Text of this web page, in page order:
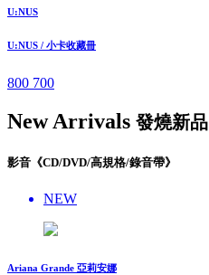
U:NUS
U:NUS / 小卡收藏冊
800 700
New Arrivals 發燒新品
影音《CD/DVD/高規格/錄音帶》
NEW
Ariana Grande 亞莉安娜